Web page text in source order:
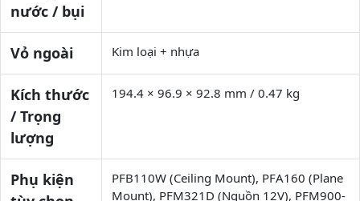
nước / bụi
Vỏ ngoài Kim loại + nhựa
Kích thước
/ Trọng
lượng
194.4 × 96.9 × 92.8 mm / 0.47 kg
Phụ kiện
PFB110W (Ceiling Mount), PFA160 (Plane
Mount), PFM321D (Nguồn 12V), PFM900-